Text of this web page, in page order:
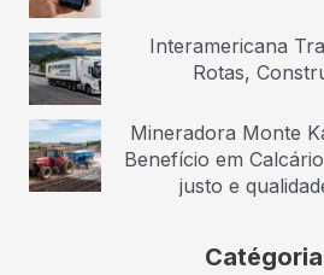
Interamericana
Rotas,
Mineradora Monte
Benefício em
justo e